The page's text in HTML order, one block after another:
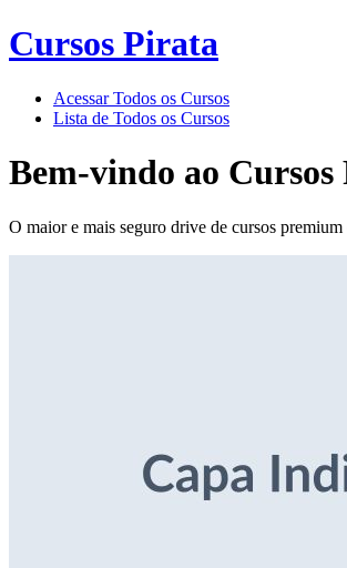
Cursos Pirata
Acessar Todos os Cursos
Lista de Todos os Cursos
Bem-vindo ao
O maior e mais seguro drive de cursos